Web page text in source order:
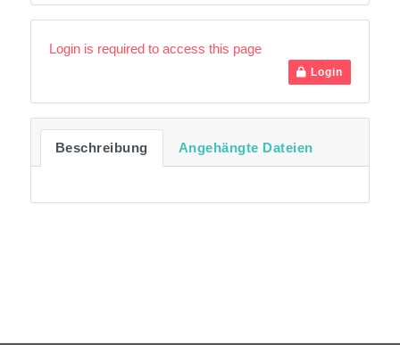
Login is required to access this page
Login
Beschreibung Angehängte Dateien